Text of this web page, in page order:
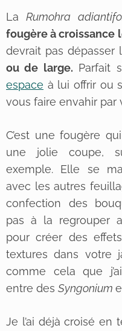
LaRumohra
fougère à croissance
devrait pas dépasser
ou de large. Parfait
espace à lui offrir ou
vous faire envahir par
C’est une fougère
une jolie coupe,
exemple. Elle se
avec les autres
confection des
pas à la regrouper
pour créer des
textures dans votre
comme cela que
entre des Syngonium
Je l’ai déjà croisé en